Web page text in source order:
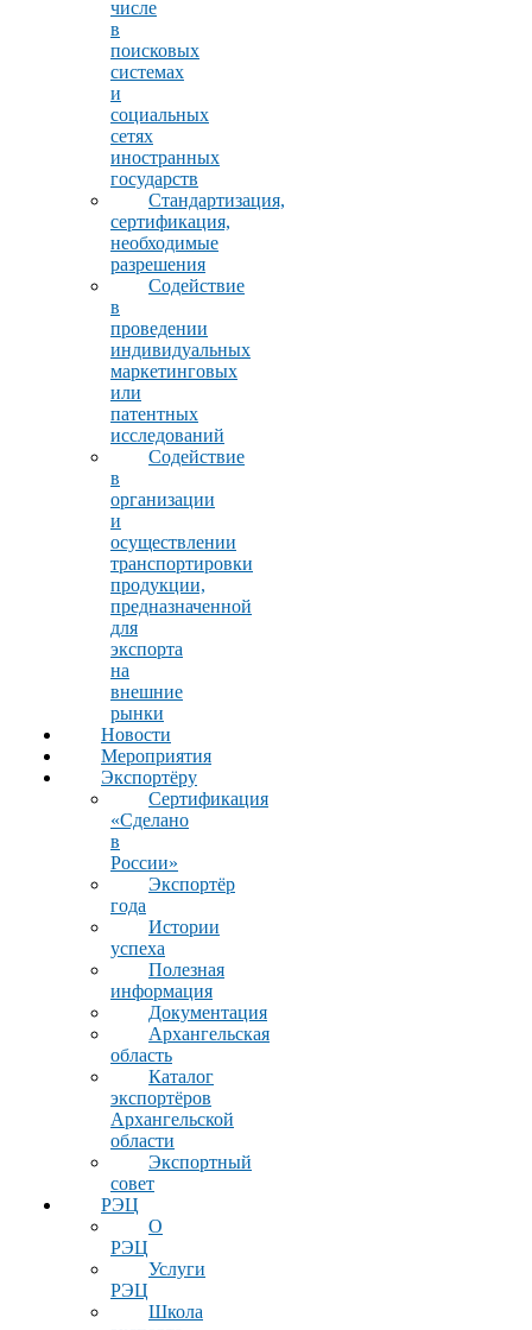
числе
в
поисковых
системах
и
социальных
сетях
иностранных
государств
Стандартизация,
сертификация,
необходимые
разрешения
Содействие
в
проведении
индивидуальных
маркетинговых
или
патентных
исследований
Содействие
в
организации
и
осуществлении
транспортировки
продукции,
предназначенной
для
экспорта
на
внешние
рынки
Новости
Мероприятия
Экспортёру
Сертификация
«Сделано
в
России»
Экспортёр
года
Истории
успеха
Полезная
информация
Документация
Архангельская
область
Каталог
экспортёров
Архангельской
области
Экспортный
совет
РЭЦ
О
РЭЦ
Услуги
РЭЦ
Школа